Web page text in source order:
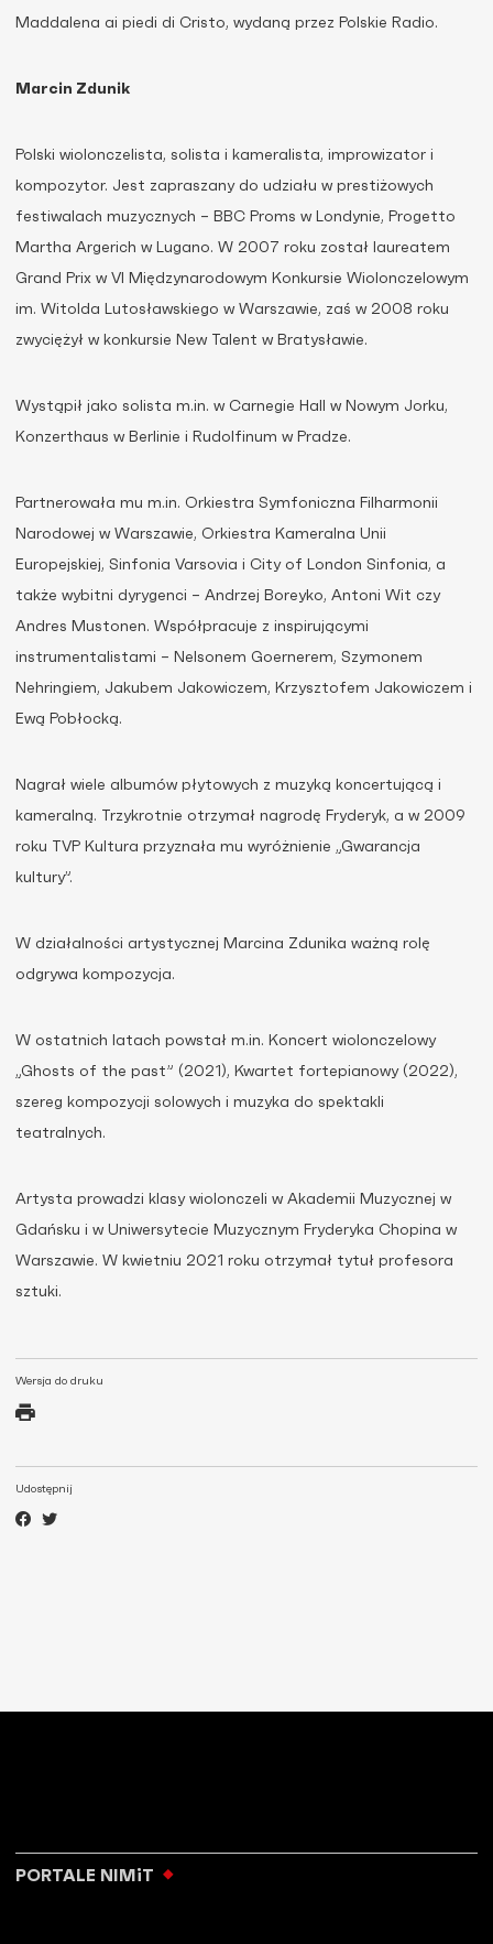
Wersja do druku
Udostępnij
Maddalena ai piedi di Cristo, wydaną przez Polskie Radio.
Marcin Zdunik
Polski wiolonczelista, solista i kameralista, improwizator i
kompozytor. Jest zapraszany do udziału w prestiżowych
festiwalach muzycznych – BBC Proms w Londynie, Progetto
Martha Argerich w Lugano. W 2007 roku został laureatem
Grand Prix w VI Międzynarodowym Konkursie Wiolonczelowym
im. Witolda Lutosławskiego w Warszawie, zaś w 2008 roku
zwyciężył w konkursie New Talent w Bratysławie.
Wystąpił jako solista m.in. w Carnegie Hall w Nowym Jorku,
Konzerthaus w Berlinie i Rudolfinum w Pradze.
Partnerowała mu m.in. Orkiestra Symfoniczna Filharmonii
Narodowej w Warszawie, Orkiestra Kameralna Unii
Europejskiej, Sinfonia Varsovia i City of London Sinfonia, a
także wybitni dyrygenci – Andrzej Boreyko, Antoni Wit czy
Andres Mustonen. Współpracuje z inspirującymi
instrumentalistami – Nelsonem Goernerem, Szymonem
Nehringiem, Jakubem Jakowiczem, Krzysztofem Jakowiczem i
Ewą Pobłocką.
Nagrał wiele albumów płytowych z muzyką koncertującą i
kameralną. Trzykrotnie otrzymał nagrodę Fryderyk, a w 2009
roku TVP Kultura przyznała mu wyróżnienie „Gwarancja
kultury”.
W działalności artystycznej Marcina Zdunika ważną rolę
odgrywa kompozycja.
W ostatnich latach powstał m.in. Koncert wiolonczelowy
„Ghosts of the past” (2021), Kwartet fortepianowy (2022),
szereg kompozycji solowych i muzyka do spektakli
teatralnych.
Artysta prowadzi klasy wiolonczeli w Akademii Muzycznej w
Gdańsku i w Uniwersytecie Muzycznym Fryderyka Chopina w
Warszawie. W kwietniu 2021 roku otrzymał tytuł profesora
sztuki.
PORTALE NIMiT